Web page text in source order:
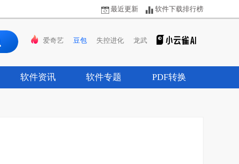
最近更新 软件下载排行榜
爱奇艺 豆包 失控进化 龙武
软件资讯 软件专题 PDF转换